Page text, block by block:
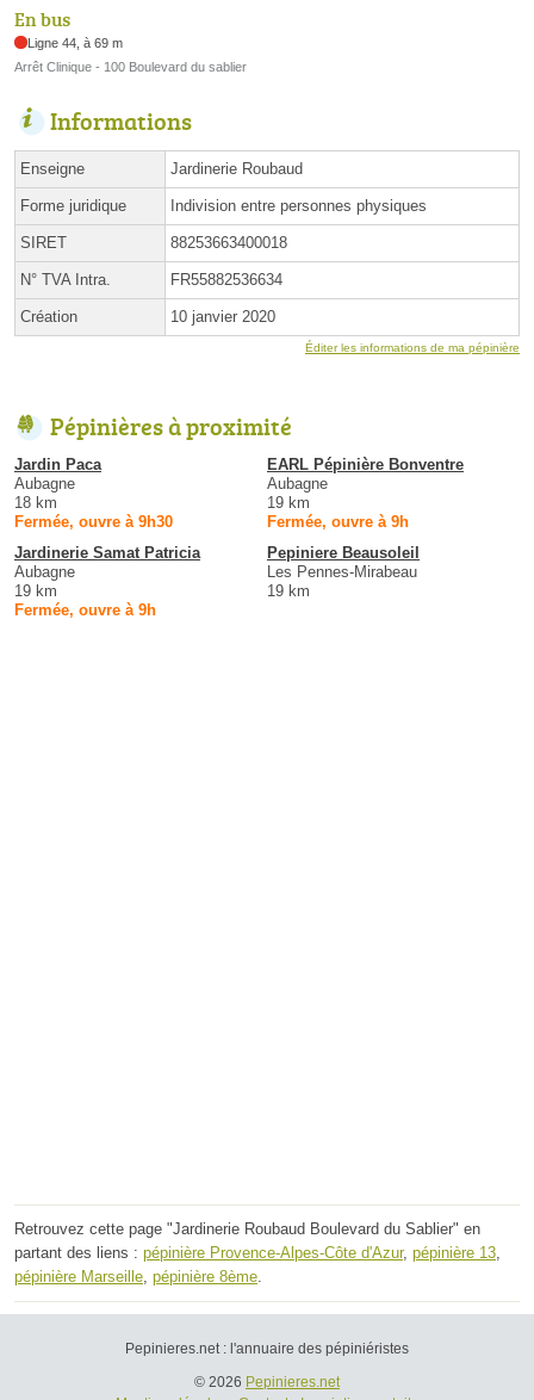
En bus
Ligne 44, à 69 m
Arrêt Clinique - 100 Boulevard du sablier
Informations
Enseigne Jardinerie Roubaud
Forme juridique Indivision entre personnes physiques
SIRET 88253663400018
N° TVA Intra. FR55882536634
Création 10 janvier 2020
Éditer les informations de ma pépinière
Pépinières à proximité
Jardin Paca
Aubagne
18 km
Fermée, ouvre à 9h30
EARL Pépinière Bonventre
Aubagne
19 km
Fermée, ouvre à 9h
Jardinerie Samat Patricia
Aubagne
19 km
Fermée, ouvre à 9h
Pepiniere Beausoleil
Les Pennes-Mirabeau
19 km
Retrouvez cette page "Jardinerie Roubaud Boulevard du Sablier" en
partant des liens : pépinière Provence-Alpes-Côte d'Azur, pépinière 13
pépinière Marseille pépinière 8ème
Pepinieres.net : l'annuaire des pépiniéristes
© 2026 Pepinieres.net